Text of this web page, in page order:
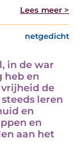
Lees meer >
netgedicht
in de war
heb en
de
leren
en
en
aan het